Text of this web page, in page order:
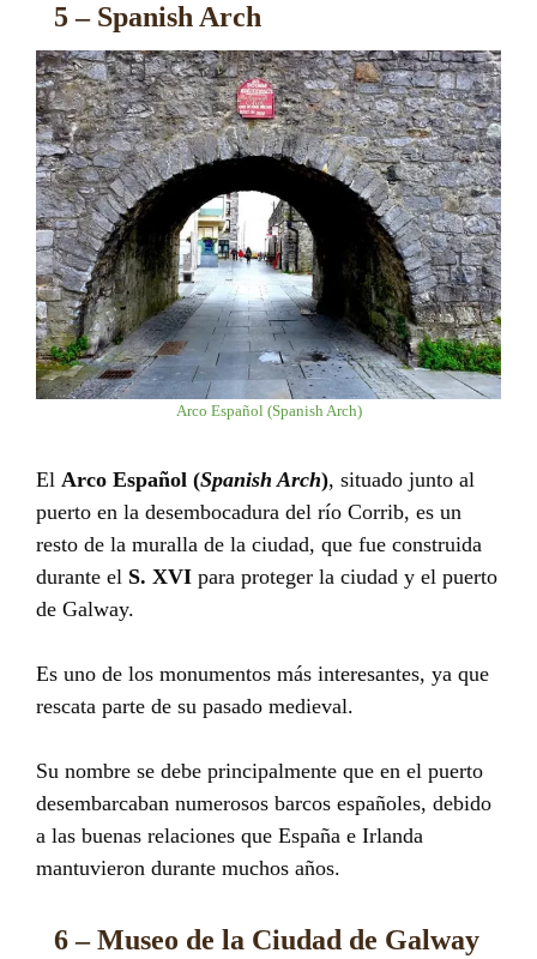
5 – Spanish Arch
Arco Español (Spanish Arch)
El Arco Español (Spanish Arch), situado junto al
puerto en la desembocadura del río Corrib, es un
resto de la muralla de la ciudad, que fue construida
durante el S. XVI para proteger la ciudad y el puerto
de Galway.
Es uno de los monumentos más interesantes, ya que
rescata parte de su pasado medieval.
Su nombre se debe principalmente que en el puerto
desembarcaban numerosos barcos españoles, debido
a las buenas relaciones que España e Irlanda
mantuvieron durante muchos años.
6 – Museo de la Ciudad de Galway